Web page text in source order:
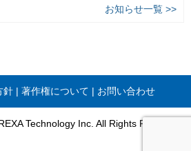
お知らせ一覧 >>
針 著作権について お問い合わせ
Technology Inc. All Rights Reserved.